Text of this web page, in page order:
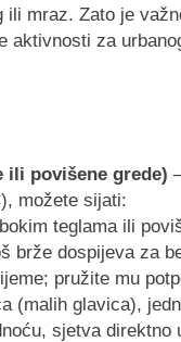
mraz. Zato je
aktivnosti za
ili povišene grede)
možete sijati:
teglama ili
brže dospijeva za
pružite mu
(malih glavica),
sjetva direktno